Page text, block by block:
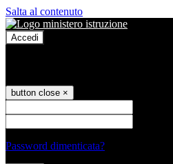
Salta al contenuto
Accedi
button close ×
Password dimenticata?